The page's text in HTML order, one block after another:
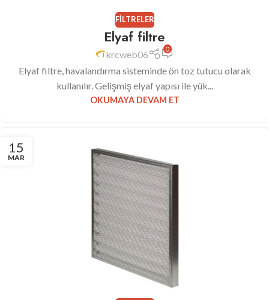
FILTRELER
Elyaf filtre
krcweb06 0
Elyaf filtre, havalandırma sisteminde ön toz tutucu olarak
kullanılır. Gelişmiş elyaf yapısı ile yük...
OKUMAYA DEVAM ET
15
MAR